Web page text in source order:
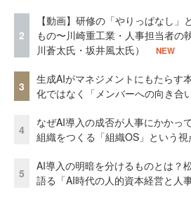
2
【動画】研修の「やりっぱなし」
もの〜川崎重工業・人事担当者の
川蒼太氏・坂井風太氏）
NEW
3
生成AIがマネジメントにもたらす
化ではなく「メンバーへの向き合
4
なぜAI導入の成否が人事にかかっ
組織をつくる「組織OS」という視
5
AI導入の明暗を分けるものとは？
語る「AI時代の人的資本経営と人